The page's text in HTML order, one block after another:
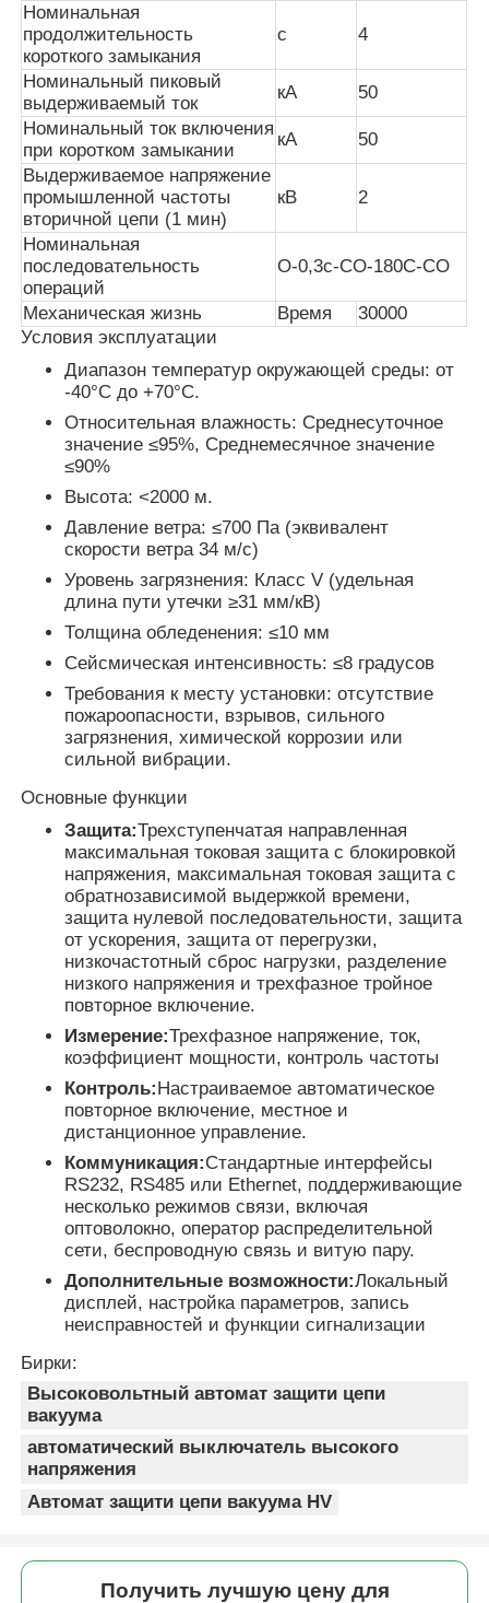
Отправить запрос
Среднее напряжение коммутатора
Выключатели низкого напряжения
AIS Air Insulated Switchgear
GIS Газоизолированное коммутационное
Твердоизолированное комплектное
Кольцевой распределительный пункт
Тип подстанция коробки
Кабельная разветвительная коробка
Вакуумный выключатель нагрузки
Высоковольтный выключатель
Низовольтный распределительный шкаф
Коробка распределения низшего напряжения
Номинальная
продолжительность
короткого замыкания
с 4
Номинальный пиковый
выдерживаемый ток
кА
50
Номинальный ток включения
при коротком замыкании
кА
50
Выдерживаемое напряжение
промышленной частоты
вторичной цепи (1 мин)
кВ 2
Номинальная
последовательность
операций
О-0,3с-СО-180С-СО
Механическая жизнь Время
30000
Условия эксплуатации
Диапазон температур окружающей среды: от
-40°C до +70°C.
Относительная влажность: Среднесуточное
значение ≤95%, Среднемесячное значение
≤90%
Высота: <2000 м.
Давление ветра: ≤700 Па (эквивалент
скорости ветра 34 м/с)
Уровень загрязнения: Класс V (удельная
длина пути утечки ≥31 мм/кВ)
Толщина обледенения: ≤10 мм
Сейсмическая интенсивность: ≤8 градусов
Требования к месту установки: отсутствие
пожароопасности, взрывов, сильного
загрязнения, химической коррозии или
сильной вибрации.
Основные функции
Защита:Трехступенчатая направленная
максимальная токовая защита с блокировкой
напряжения, максимальная токовая защита с
обратнозависимой выдержкой времени,
защита нулевой последовательности, защита
от ускорения, защита от перегрузки,
низкочастотный сброс нагрузки, разделение
низкого напряжения и трехфазное тройное
повторное включение.
Измерение:Трехфазное напряжение, ток,
коэффициент мощности, контроль частоты
Контроль:Настраиваемое автоматическое
повторное включение, местное и
дистанционное управление.
Коммуникация:Стандартные интерфейсы
RS232, RS485 или Ethernet, поддерживающие
несколько режимов связи, включая
оптоволокно, оператор распределительной
сети, беспроводную связь и витую пару.
Дополнительные возможности:Локальный
дисплей, настройка параметров, запись
неисправностей и функции сигнализации
Бирки:
Высоковольтный автомат защити цепи
вакуума
автоматический выключатель высокого
напряжения
Автомат защити цепи вакуума HV
Получить лучшую цену для